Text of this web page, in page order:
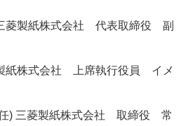
菱製紙株式会社 代表取締役 副
紙株式会社 上席執行役員 イメ
) 三菱製紙株式会社 取締役 常